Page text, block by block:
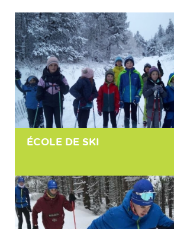
ÉCOLE DE SKI